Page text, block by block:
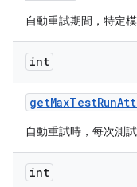
自動重試期間，特定
int
getMaxTestRun
自動重試時，每次測
int